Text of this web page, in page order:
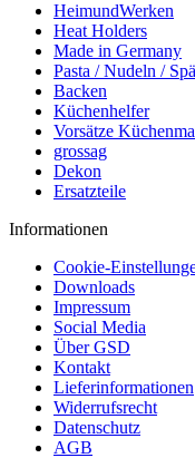
HeimundWerken
Heat Holders
Made in Germany
Pasta / Nudeln /
Backen
Küchenhelfer
Vorsätze
grossag
Dekon
Ersatzteile
Informationen
Cookie-
Downloads
Impressum
Social Media
Über GSD
Kontakt
Lieferinformationen
Widerrufsrecht
Datenschutz
AGB